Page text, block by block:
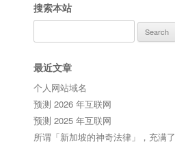
搜索本站
for:
最近文章
个人网站域名
预测 2026 年互联网
预测 2025 年互联网
所谓「新加坡的神奇法律」，充满